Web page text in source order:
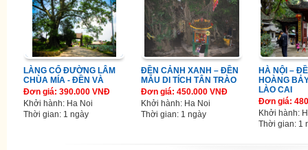
LÀNG CỔ ĐƯỜNG LÂM
CHÙA MÍA - ĐỀN VÀ
Đơn giá: 390.000 VNĐ
Khởi hành: Ha Noi
Thời gian: 1 ngày
ĐỀN CẢNH XANH – ĐỀN
MẪU DI TÍCH TÂN TRÀO
Đơn giá: 450.000 VNĐ
Khởi hành: Ha Noi
Thời gian: 1 ngày
HÀ NỘI –
HOÀNG
LÀO CAI
Đơn giá:
Khởi hành:
Thời gian: 1